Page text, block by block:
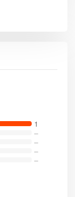
1
–
–
–
–